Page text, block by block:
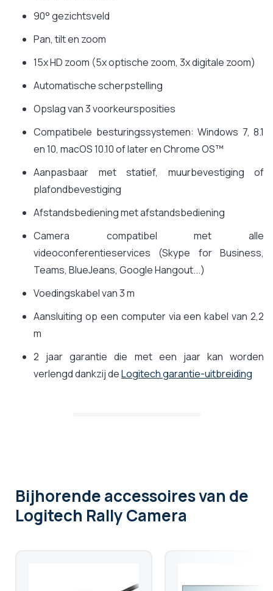
90° gezichtsveld
Pan, tilt en zoom
15x HD zoom (5x optische zoom, 3x digitale zoom)
Automatische scherpstelling
Opslag van 3 voorkeursposities
Compatibele besturingssystemen: Windows 7, 8.1
en 10, macOS 10.10 of later en Chrome OS™
Aanpasbaar met statief, muurbevestiging of
plafondbevestiging
Afstandsbediening met afstandsbediening
Camera compatibel met alle
videoconferentieservices (Skype for Business,
Teams, BlueJeans, Google Hangout...)
Voedingskabel van 3 m
Aansluiting op een computer via een kabel van 2,2
m
2 jaar garantie die met een jaar kan worden
verlengd dankzij deLogitech garantie-uitbreiding
Bijhorende accessoiresvan de
Logitech Rally Camera